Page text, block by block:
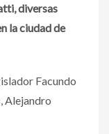
diversas
la ciudad de
Facundo
Alejandro